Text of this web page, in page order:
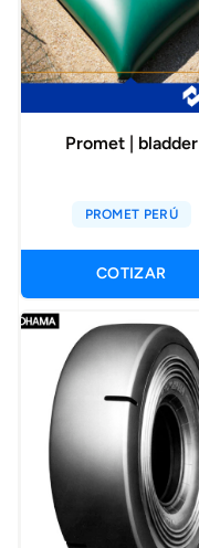
Promet | bladder
PROMET PERÚ
COTIZAR